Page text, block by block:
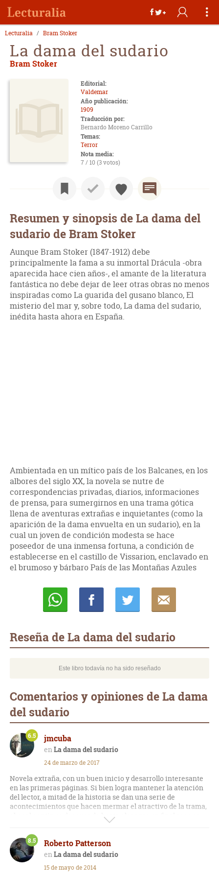
Lecturalia Bram Stoker
La dama del sudario
Bram Stoker
Editorial:
Valdemar
Año publicación:
1909
Traducción por:
Bernardo Moreno Carrillo
Temas:
Terror
Nota media:
7 / 10 (3 votos)
Resumen y sinopsis de La dama del
sudario de Bram Stoker
Aunque Bram Stoker (1847-1912) debe
principalmente la fama a su inmortal Drácula -obra
aparecida hace cien años-, el amante de la literatura
fantástica no debe dejar de leer otras obras no menos
inspiradas como La guarida del gusano blanco, El
misterio del mar y, sobre todo, La dama del sudario,
inédita hasta ahora en España.
Ambientada en un mítico país de los Balcanes, en los
albores del siglo XX, la novela se nutre de
correspondencias privadas, diarios, informaciones
de prensa, para sumergirnos en una trama gótica
llena de aventuras extrañas e inquietantes (como la
aparición de la dama envuelta en un sudario), en la
cual un joven de condición modesta se hace
poseedor de una inmensa fortuna, a condición de
establecerse en el castillo de Vissarion, enclavado en
el brumoso y bárbaro País de las Montañas Azules
Reseña de La dama del sudario
Este libro todavía no ha sido reseñado
Comentarios y opiniones de La dama
del sudario
jmcuba
La dama del sudario
6.5
24 de marzo de 2017
Novela extraña, con un buen inicio y desarrollo interesante
en las primeras páginas. Si bien logra mantener la atención
del lector, a mitad de la historia se dan una serie de
acontecimientos que hacen mermar el atractivo de la trama,
el cual continua decayendo hasta alcanzar un final soso en
Recomendado a medias, pues de haber mantenido la idea
presentada en la primera parte del libro hubiese sido una
obra destacada.
Roberto Patterson
La dama del sudario
8.5
15 de mayo de 2014